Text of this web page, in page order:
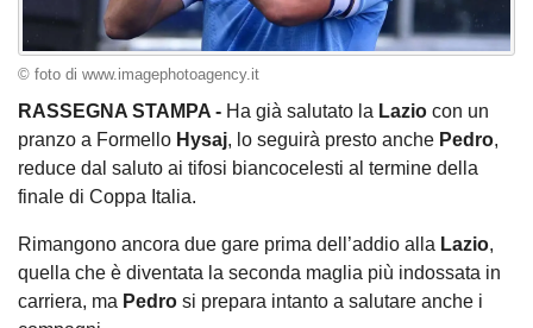
© foto di www.imagephotoagency.it
RASSEGNA STAMPA - Ha già salutato la Lazio con un
pranzo a Formello Hysaj, lo seguirà presto anche Pedro,
reduce dal saluto ai tifosi biancocelesti al termine della
finale di Coppa Italia.
Rimangono ancora due gare prima dell’addio alla Lazio,
quella che è diventata la seconda maglia più indossata in
carriera, ma Pedro si prepara intanto a salutare anche i